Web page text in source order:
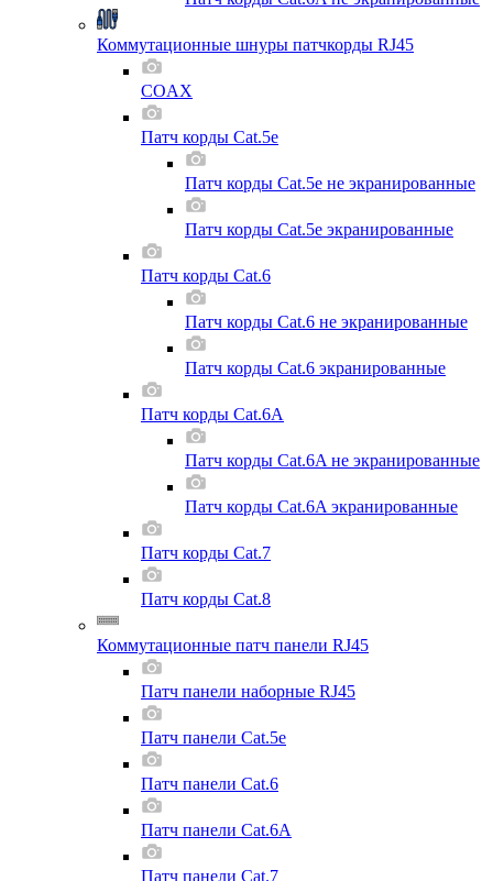
Коммутационные шнуры патчкорды RJ45
COAX
Патч корды Cat.5e
Патч корды Cat.5e не экранированные
Патч корды Cat.5e экранированные
Патч корды Cat.6
Патч корды Cat.6 не экранированные
Патч корды Cat.6 экранированные
Патч корды Cat.6A
Патч корды Cat.6A не экранированные
Патч корды Cat.6A экранированные
Патч корды Cat.7
Патч корды Cat.8
Коммутационные патч панели RJ45
Патч панели наборные RJ45
Патч панели Cat.5e
Патч панели Cat.6
Патч панели Cat.6A
Патч панели Cat.7